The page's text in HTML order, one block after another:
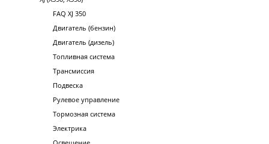
FAQ XJ 350
Двигатель (бензин)
Двигатель (дизель)
Топливная система
Трансмиссия
Подвеска
Рулевое управление
Тормозная система
Электрика